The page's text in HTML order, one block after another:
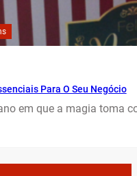
Para O Seu Negócio
em que a magia toma